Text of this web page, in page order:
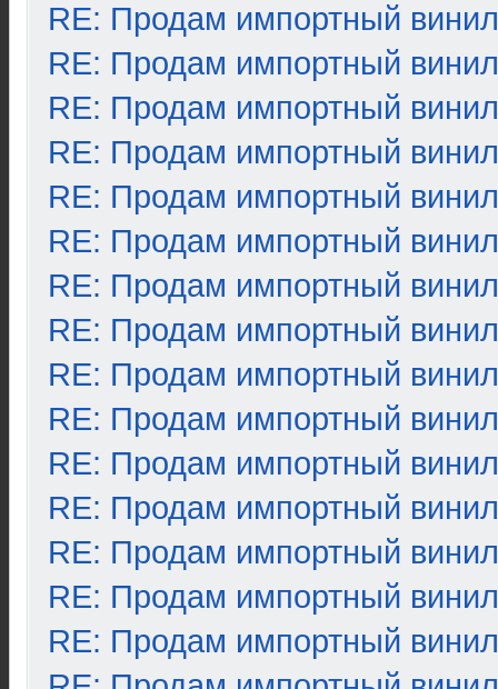
RE: Продам импортный винил
RE: Продам импортный винил
RE: Продам импортный винил
RE: Продам импортный винил
RE: Продам импортный винил
RE: Продам импортный винил
RE: Продам импортный винил
RE: Продам импортный винил
RE: Продам импортный винил
RE: Продам импортный винил
RE: Продам импортный винил
RE: Продам импортный винил
RE: Продам импортный винил
RE: Продам импортный винил
RE: Продам импортный винил